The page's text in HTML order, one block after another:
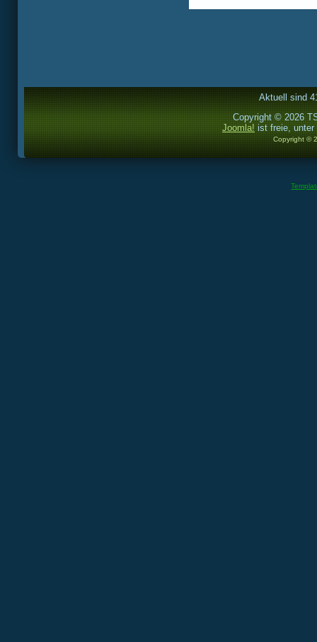
Aktuell sind
Copyright © 2026
Joomla! ist freie,
Copyright ©